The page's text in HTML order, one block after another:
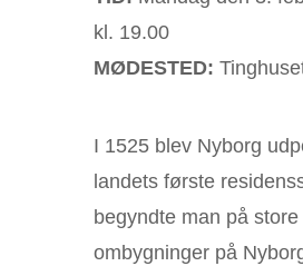
kl. 19.00
MØDESTED:
I 1525 blev Nyborg
landets første
begyndte man på store
ombygninger på